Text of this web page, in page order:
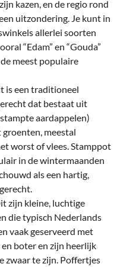
kazen, en de regio rond
uitzondering. Je kunt in
allerlei soorten
“Edam” en “Gouda”
meest populaire
is een traditioneel
dat bestaat uit
aardappelen)
groenten, meestal
worst of vlees. Stamppot
in de wintermaanden
als een hartig,
zijn kleine, luchtige
die typisch Nederlands
vaak geserveerd met
boter en zijn heerlijk
zwaar te zijn. Poffertjes